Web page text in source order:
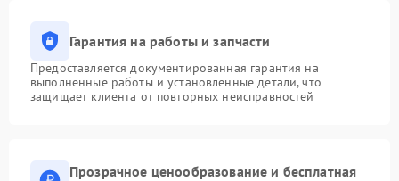
Гарантия на работы и запчасти
Предоставляется документированная гарантия на
выполненные работы и установленные детали, что
защищает клиента от повторных неисправностей
Прозрачное ценообразование и бесплатная